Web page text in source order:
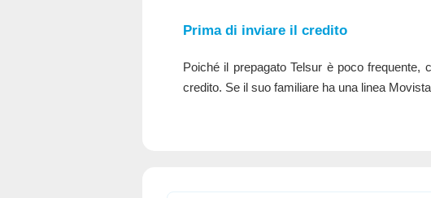
Prima di inviare il credito
Poiché il prepagato Telsur è poco
credito. Se il suo familiare ha una linea